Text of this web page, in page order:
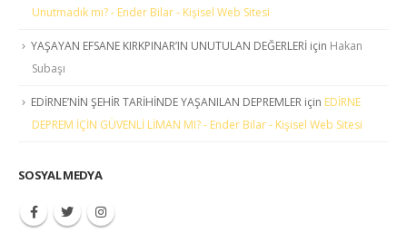
Unutmadık mı? - Ender Bilar - Kişisel Web Sitesi
YAŞAYAN EFSANE KIRKPINAR’IN UNUTULAN DEĞERLERİ için Hakan
Subaşı
EDİRNE’NİN ŞEHİR TARİHİNDE YAŞANILAN DEPREMLER için EDİRNE
DEPREM İÇİN GÜVENLİ LİMAN MI? - Ender Bilar - Kişisel Web Sitesi
SOSYAL MEDYA